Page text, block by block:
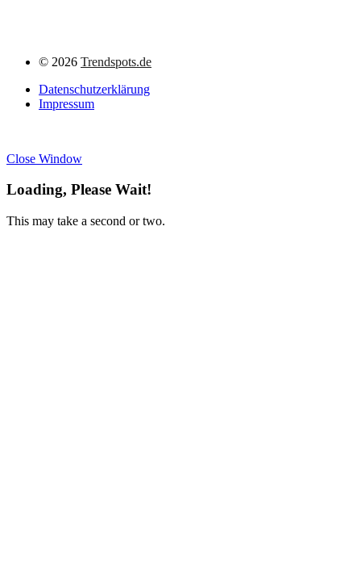
© 2026 Trendspots.de
Datenschutzerklärung
Impressum
Close Window
Loading, Please Wait!
This may take a second or two.